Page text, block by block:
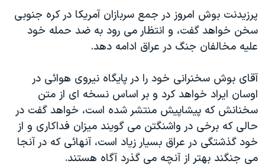
اصلی
جهش
به
جستجو
ورزشی
گزیده‌ها
ویژه برنامه‌ها
ویدیوها
فرهنگ و زندگی
حقوق شهروندی
اقتصادی
صفحه‌های ویژه
جام جهانی ۲۰۲۶
عملیات خشم حماسی
بایگانی برنامه‌های تلویزیونی
مستندها
انتخابات ریاست جمهوری آمریکا ۲۰۲۴
حمله جمهوری اسلامی به اسرائیل
فرکانس‌های صدای آمریکا
پخش رادیویی
یادگیری زبان انگلیسی
دنبال کنید
پرزيدنت بوش امروز در جمع سربازان آمريکا در کره جنوبی
سخن خواهد گفت، و انتظار می رود به ضد حمله خود
عليه مخالفان جنگ در عراق ادامه دهد.
آقای بوش سخنرانی خود را در پايگاه نيروی هوائی در
اوسان ايراد خواهد کرد و بر اساس نسخه ای از متن
سخنانش که پيشاپيش منتشر شده است، خواهد گفت در
حالی که برخی در واشنگتن می گويند ميزان فداکاری و از
خود گذشتگی در عراق بسيار زياد است، آنهائی که در آنجا
می جنگند بهتر از آنچه می گذرد آگاه هستند.